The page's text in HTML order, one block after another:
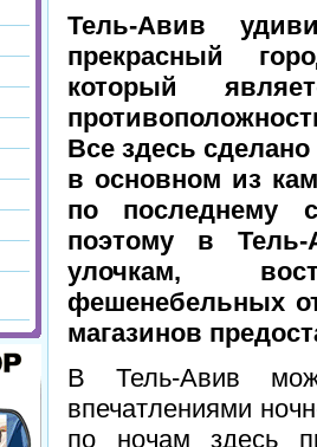
Тель-Авив
прекрасный
который
Все здесь
в основном из
по последнему
поэтому в
улочкам,
фешенебельных
магазинов
В Тель-Авив
впечатлениями
по ночам здесь